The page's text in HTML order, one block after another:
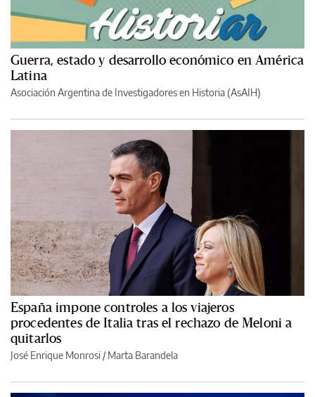
Guerra, estado y desarrollo económico en América
Latina
Asociación Argentina de Investigadores en Historia (AsAIH)
España impone controles a los viajeros
procedentes de Italia tras el rechazo de Meloni a
quitarlos
José Enrique Monrosi / Marta Barandela